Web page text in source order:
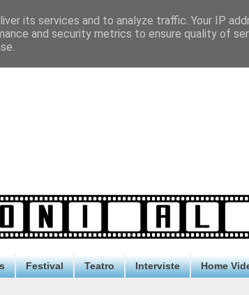
Festival Teatro Interviste Home
its services and to analyze traffic. Your IP
and security metrics to ensure quality of